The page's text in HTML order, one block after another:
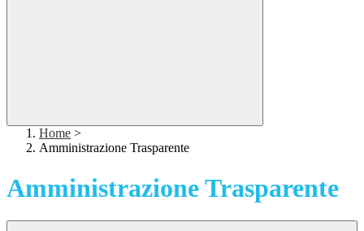
Home >
Amministrazione Trasparente
Amministrazione Trasparente